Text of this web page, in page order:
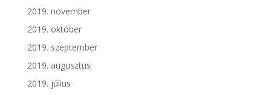
2019. november
2019. október
2019. szeptember
2019. augusztus
2019. július